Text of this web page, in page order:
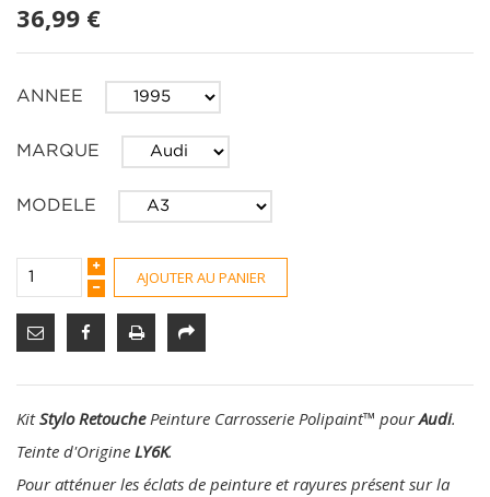
36,99 €
ANNEE
MARQUE
MODELE
AJOUTER AU PANIER
KitStylo RetouchePeinture Carrosserie Polipaint™ pourAudi.
Teinte d'Origine LY6K.
Pour atténuer les éclats de peinture et rayures présent sur la